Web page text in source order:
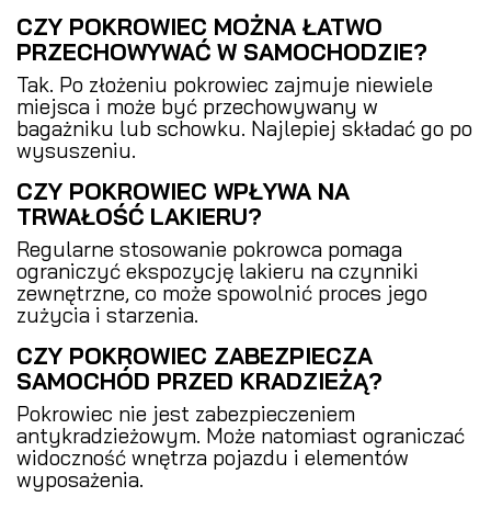
CZY POKROWIEC MOŻNA ŁATWO
PRZECHOWYWAĆ W SAMOCHODZIE?
Tak. Po złożeniu pokrowiec zajmuje niewiele
miejsca i może być przechowywany w
bagażniku lub schowku. Najlepiej składać go po
wysuszeniu.
CZY POKROWIEC WPŁYWA NA
TRWAŁOŚĆ LAKIERU?
Regularne stosowanie pokrowca pomaga
ograniczyć ekspozycję lakieru na czynniki
zewnętrzne, co może spowolnić proces jego
zużycia i starzenia.
CZY POKROWIEC ZABEZPIECZA
SAMOCHÓD PRZED KRADZIEŻĄ?
Pokrowiec nie jest zabezpieczeniem
antykradzieżowym. Może natomiast ograniczać
widoczność wnętrza pojazdu i elementów
wyposażenia.